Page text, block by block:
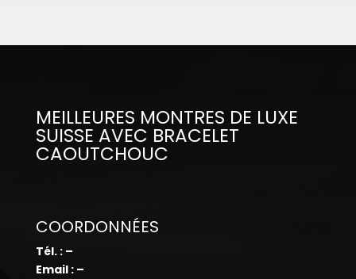
MEILLEURES MONTRES DE LUXE
SUISSE AVEC BRACELET
CAOUTCHOUC
COORDONNÉES
Tél. : –
Email : –